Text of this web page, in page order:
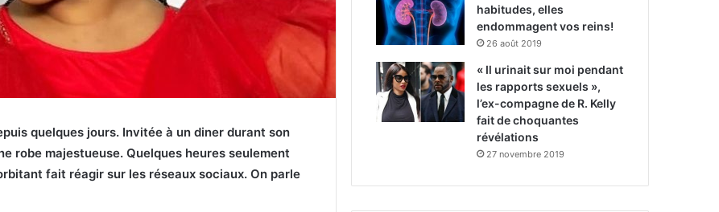
quelques jours. Invitée à un diner durant son
robe majestueuse. Quelques heures seulement
fait réagir sur les réseaux sociaux. On parle
habitudes, elles
endommagent vos reins!
26 août 2019
« Il urinait sur moi pendant
les rapports sexuels »,
l’ex-compagne de R. Kelly
fait de choquantes
révélations
27 novembre 2019